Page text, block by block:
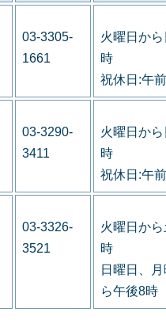
03-3305-
1661
火曜日か
時
祝休日:午
03-3290-
3411
火曜日か
時
祝休日:午
03-3326-
3521
火曜日か
時
日曜日、
ら午後8時